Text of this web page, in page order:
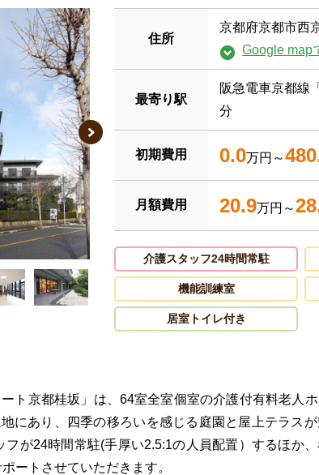
住所
京都府京都市西
Google map
最寄り駅
阪急電車京都線
分
初期費用 0.0万円～
月額費用 20.9万円～
介護スタッフ24時間常駐
機能訓練室
居室トイレ付き
ト京都桂坂」は、64室全室個室の介護付有料老人
にあり、四季の移ろいを感じる庭園と屋上テラス
が24時間常駐(手厚い2.5:1の人員配置）するほか
ートさせていただきます。